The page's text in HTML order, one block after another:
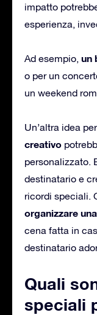
impatto
esperienza,
Ad esempio, un
o per un
un weekend
Un’altra idea
creativo
personalizzato.
destinatario e
ricordi speciali.
organizzare
cena fatta in
destinatario
Quali
speciali